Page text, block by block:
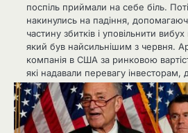
поспіль приймали на себе біль.
накинулись на падіння,
частину збитків і уповільнити
який був найсильнішим з червня.
компанія в США за ринковою
які надавали перевагу